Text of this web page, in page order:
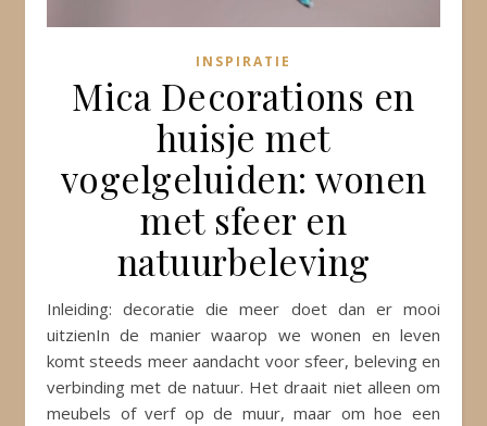
INSPIRATIE
Mica Decorations en
huisje met
vogelgeluiden: wonen
met sfeer en
natuurbeleving
Inleiding: decoratie die meer doet dan er mooi
uitzienIn de manier waarop we wonen en leven
komt steeds meer aandacht voor sfeer, beleving en
verbinding met de natuur. Het draait niet alleen om
meubels of verf op de muur, maar om hoe een